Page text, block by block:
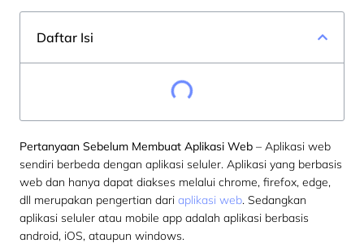
Daftar Isi
Pertanyaan Sebelum Membuat Aplikasi Web – Aplikasi web
sendiri berbeda dengan aplikasi seluler. Aplikasi yang berbasis
web dan hanya dapat diakses melalui chrome, firefox, edge,
dll merupakan pengertian dari aplikasi web. Sedangkan
aplikasi seluler atau mobile app adalah aplikasi berbasis
android, iOS, ataupun windows.